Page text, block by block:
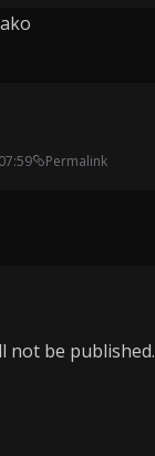
Permalink
not be published.